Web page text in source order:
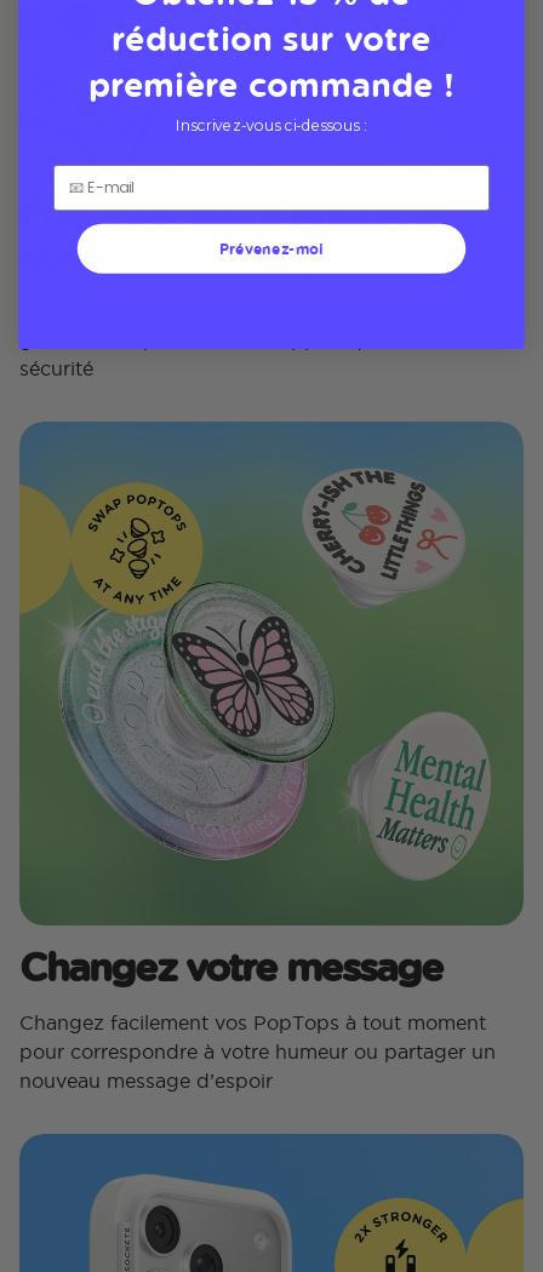
Protégez votre phone et
votre paix
sécurité
Changez votre message
Changez facilement vos PopTops à tout moment
pour correspondre à votre humeur ou partager un
nouveau message d’espoir
réduction sur votre
première commande !
Inscrivez-vous ci-dessous :
Prévenez-moi